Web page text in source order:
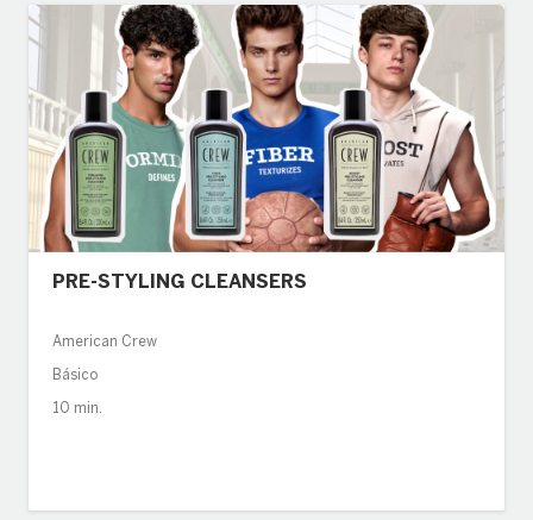
PRE-STYLING CLEANSERS
American Crew
Básico
10 min.